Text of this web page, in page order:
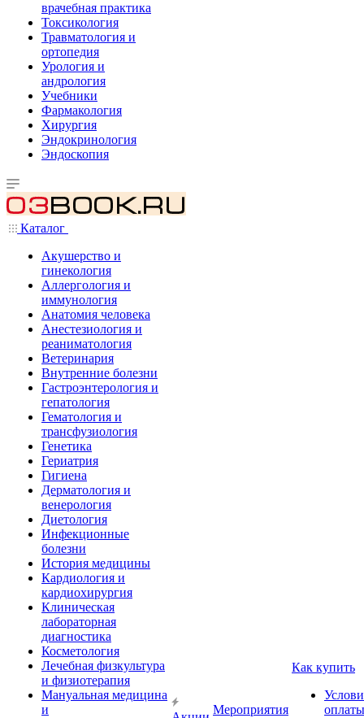
врачебная практика
Токсикология
Травматология и
ортопедия
Урология и
андрология
Учебники
Фармакология
Хирургия
Эндокринология
Эндоскопия
Каталог
Акушерство и
гинекология
Аллергология и
иммунология
Анатомия человека
Анестезиология и
реаниматология
Ветеринария
Внутренние болезни
Гастроэнтерология и
гепатология
Гематология и
трансфузиология
Генетика
Гериатрия
Гигиена
Дерматология и
венерология
Диетология
Инфекционные
болезни
История медицины
Кардиология и
кардиохирургия
Клиническая
лабораторная
диагностика
Косметология
Лечебная физкультура
и физиотерапия
Мануальная медицина
и
Мероприятия
Как купить
оплаты